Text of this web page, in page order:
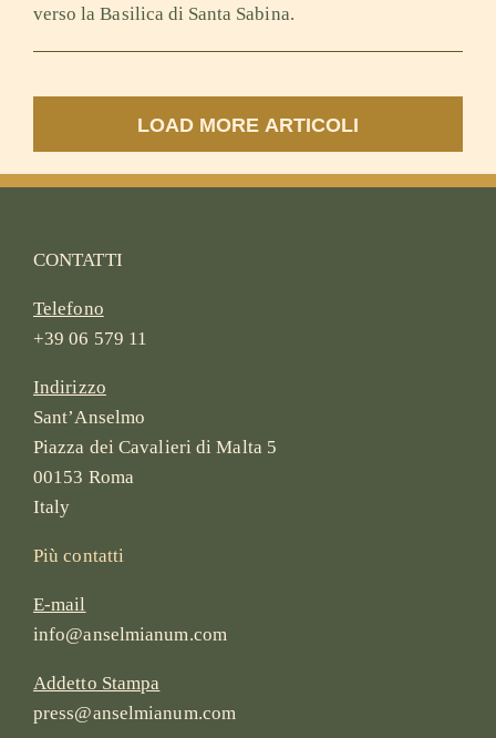
verso la Basilica di Santa Sabina.
LOAD MORE ARTICOLI
CONTATTI
Telefono
+39 06 579 11
Indirizzo
Sant’Anselmo
Piazza dei Cavalieri di Malta 5
00153 Roma
Italy
Più contatti
E-mail
info@anselmianum.com
Addetto Stampa
press@anselmianum.com